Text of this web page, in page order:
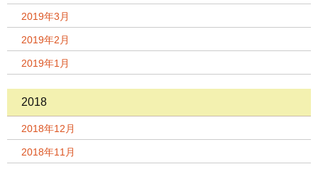
2019年3月
2019年2月
2019年1月
2018
2018年12月
2018年11月